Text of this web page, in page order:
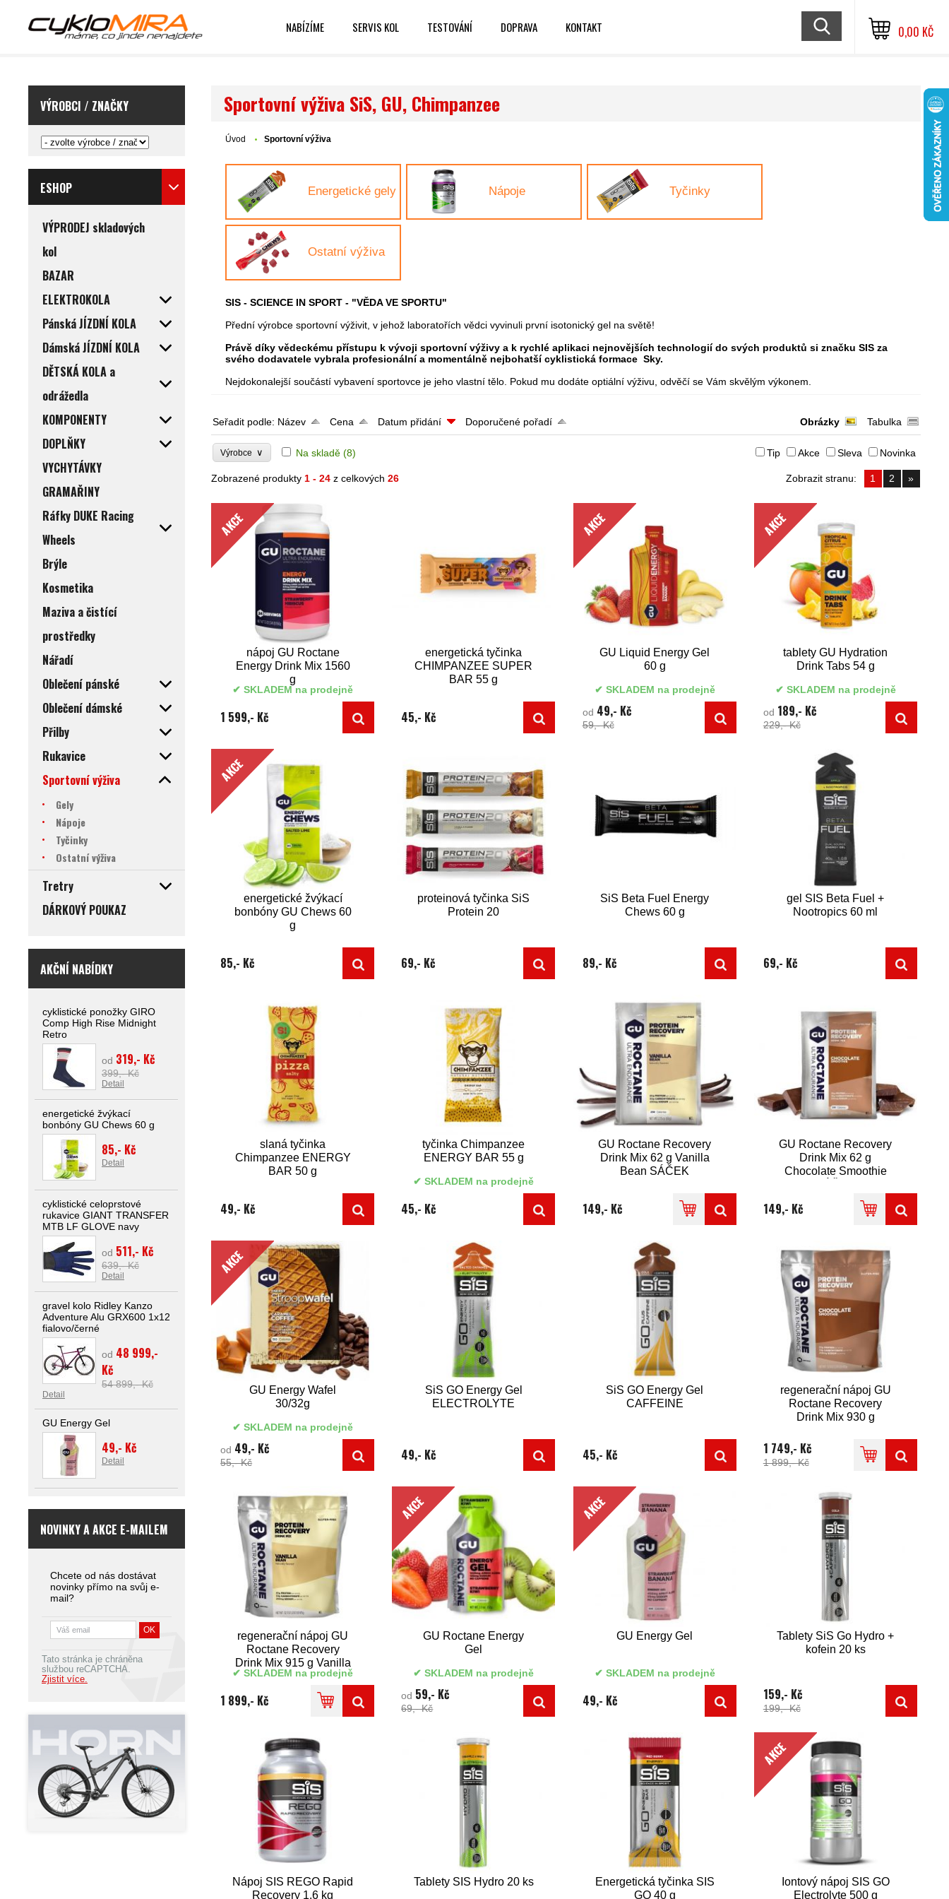
NABÍZÍME SERVIS KOL TESTOVÁNÍ DOPRAVA KONTAKT 0,00 KČ
VÝROBCI / ZNAČKY
ESHOP
VÝPRODEJ skladových
kol
BAZAR
ELEKTROKOLA
Pánská JÍZDNÍ KOLA
Dámská JÍZDNÍ KOLA
DĚTSKÁ KOLA a
odrážedla
KOMPONENTY
DOPLŇKY
VYCHYTÁVKY
GRAMAŘINY
Ráfky DUKE Racing
Wheels
Brýle
Kosmetika
Maziva a čistící
prostředky
Nářadí
Oblečení pánské
Oblečení dámské
Přilby
Rukavice
Sportovní výživa
Gely
Nápoje
Tyčinky
Ostatní výživa
Tretry
DÁRKOVÝ POUKAZ
AKČNÍ NABÍDKY
cyklistické ponožky GIRO
Comp High Rise Midnight
Retro
od 319,- Kč
399,- Kč
Detail
energetické žvýkací
bonbóny GU Chews 60 g
85,- Kč
Detail
cyklistické celoprstové
rukavice GIANT TRANSFER
MTB LF GLOVE navy
od 511,- Kč
639,- Kč
Detail
gravel kolo Ridley Kanzo
Adventure Alu GRX600 1x12
fialovo/černé
od 48 999,-
Kč
54 899,- Kč
Detail
GU Energy Gel
49,- Kč
Detail
NOVINKY A AKCE E-MAILEM
Chcete od nás dostávat
novinky přímo na svůj e-
mail?
Tato stránka je chráněna
službou reCAPTCHA.
Zjistit více.
Sportovní výživa SiS, GU, Chimpanzee
Úvod Sportovní výživa
Energetické gely Nápoje Tyčinky
Ostatní výživa
SIS - SCIENCE IN SPORT - "VĚDA VE SPORTU"
Přední výrobce sportovní výživit, v jehož laboratořích vědci vyvinuli první isotonický gel na světě!
Právě díky vědeckému přístupu k vývoji sportovní výživy a k rychlé aplikaci nejnovějších technologií do svých produktů si značku SIS za
svého dodavatele vybrala profesionální a momentálně nejbohatší cyklistická formace Sky.
Nejdokonalejší součástí vybavení sportovce je jeho vlastní tělo. Pokud mu dodáte optiální výživu, odvěčí se Vám skvělým výkonem.
Seřadit podle: Název Cena Datum přidání Doporučené pořadí Obrázky Tabulka
Výrobce ∨ Na skladě (8) Tip Akce Sleva Novinka
Zobrazené produkty 1 - 24 z celkových26 Zobrazit stranu: 1 2 »
AKCE
nápoj GU Roctane
Energy Drink Mix 1560
g
SKLADEM na prodejně
1 599,- Kč
energetická tyčinka
CHIMPANZEE SUPER
BAR 55 g
45,- Kč
AKCE
GU Liquid Energy Gel
60 g
SKLADEM na prodejně
od 49,- Kč
59,- Kč
AKCE
tablety GU Hydration
Drink Tabs 54 g
SKLADEM na prodejně
od 189,- Kč
229,- Kč
AKCE
energetické žvýkací
bonbóny GU Chews 60
g
85,- Kč
proteinová tyčinka SiS
Protein 20
69,- Kč
SiS Beta Fuel Energy
Chews 60 g
89,- Kč
gel SIS Beta Fuel +
Nootropics 60 ml
69,- Kč
slaná tyčinka
Chimpanzee ENERGY
BAR 50 g
49,- Kč
tyčinka Chimpanzee
ENERGY BAR 55 g
SKLADEM na prodejně
45,- Kč
GU Roctane Recovery
Drink Mix 62 g Vanilla
Bean SÁČEK
149,- Kč
GU Roctane Recovery
Drink Mix 62 g
Chocolate Smoothie
149,- Kč
AKCE
GU Energy Wafel
30/32g
SKLADEM na prodejně
od 49,- Kč
55,- Kč
SiS GO Energy Gel
ELECTROLYTE
49,- Kč
SiS GO Energy Gel
CAFFEINE
45,- Kč
regenerační nápoj GU
Roctane Recovery
Drink Mix 930 g
1 749,- Kč
1 899,- Kč
regenerační nápoj GU
Roctane Recovery
Drink Mix 915 g Vanilla
Bean
SKLADEM na prodejně
1 899,- Kč
AKCE
GU Roctane Energy
Gel
SKLADEM na prodejně
od 59,- Kč
69,- Kč
AKCE
GU Energy Gel
SKLADEM na prodejně
49,- Kč
Tablety SiS Go Hydro +
kofein 20 ks
159,- Kč
199,- Kč
Nápoj SIS REGO Rapid
Recovery 1,6 kg
Tablety SIS Hydro 20 ks
Energetická tyčinka SIS
GO 40 g
AKCE
Iontový nápoj SIS GO
Electrolyte 500 g